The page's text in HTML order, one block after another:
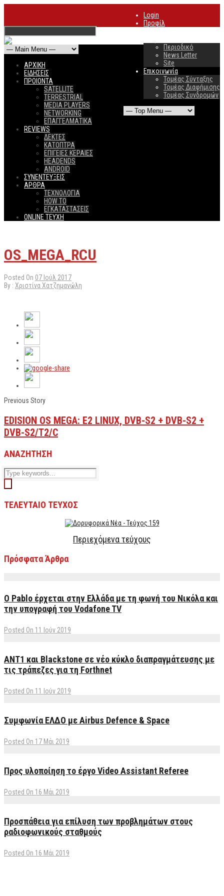
Login
Προφίλ
Περιοδικό
News Letter
Site
Επικοινωνία
Τομέας Σύνταξης
Τομέας Διαφήμισης
Τομέας Συνδρομών
ΑΡΧΙΚΗ
ΕΙΔΗΣΕΙΣ
ΠΡΟΙΟΝΤΑ
SATELLITE
TERRESTRIAL
MEDIA PLAYERS
NETWORKING
ΕΠΑΓΓΕΛΜΑΤΙΚΑ
REVIEWS
ΔΕΚΤΕΣ
ΚΑΤΟΠΤΡΑ
ΕΠΙΓΕΙΕΣ ΚΕΡΑΙΕΣ
HEADENDS
ANDROID
ΣΥΝΕΝΤΕΥΞΕΙΣ
ΑΡΘΡΑ
ΤΕΧΝΟΛΟΓΙΑ
HOW TO
ΕΓΚΑΤΑΣΤΑΣΕΙΣ
ONLINE TEYXH
OS_MEGA_RCU
Posted On 07 Ιούλ 2017
By : Χριστίνα Χατζημανώλη
Previous Story
EDISION OS MEGA: E2 LINUX, DVB-S2 + DVB-S2 +
DVB-S2/T2/C
ΑΝΑΖΗΤΗΣΗ
ΤΕΛΕΥΤΑΙΟ ΤΕΥΧΟΣ
Περιεχόμενα τεύχους
Πρόσφατα Άρθρα
Ο Pablo έρχεται στην Ελλάδα με τη φωνή του Νικόλα και
την υπογραφή του Vodafone TV
Posted On 11 Ιούν 2019
ΑΝΤ1 και Blackstone σε νέο κύκλο διαπραγμάτευσης με
τις τράπεζες για τη Forthnet
Posted On 11 Ιούν 2019
Συμφωνία ΕΛΔΟ με Airbus Defence & Space
Posted On 17 Μάι 2019
Προς υλοποίηση το έργο Video Assistant Referee
Posted On 16 Μάι 2019
Προσπάθεια για επίλυση των προβλημάτων στους
ραδιοφωνικούς σταθμούς
Posted On 16 Μάι 2019